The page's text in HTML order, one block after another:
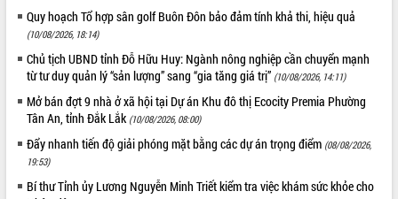
Quy hoạch Tổ hợp sân golf Buôn Đôn bảo đảm tính khả thi, hiệu quả
(10/08/2026, 18:14)
Chủ tịch UBND tỉnh Đỗ Hữu Huy: Ngành nông nghiệp cần chuyển mạnh
từ tư duy quản lý “sản lượng” sang “gia tăng giá trị” (10/08/2026, 14:11)
Mở bán đợt 9 nhà ở xã hội tại Dự án Khu đô thị Ecocity Premia Phường
Tân An, tỉnh Đắk Lắk (10/08/2026, 08:00)
Đẩy nhanh tiến độ giải phóng mặt bằng các dự án trọng điểm (08/08/2026,
19:53)
Bí thư Tỉnh ủy Lương Nguyễn Minh Triết kiểm tra việc khám sức khỏe cho